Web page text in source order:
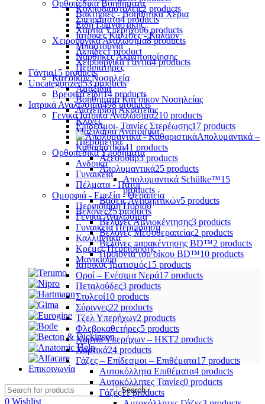
Ορθοπεδικά Βοηθήματα
Βακτηρίες - Βοηθητικά Χέρια
Είδη Γυμναστικής
Ιατρικές Κάλτσες - Καλσόν
Μπαστούνια
Νάρθηκες Ακινητοποίησης
Περιπατήρες
Κατ'οίκον Νοσηλεία
Αμαξίδια
Βοηθήματα Κατ'οίκον Νοσηλείας
Διαχείριση Ακράτειας
Κλίνες
Μαξιλάρια Ανατομικά
Πιεσόμετρα
Ορθοπεδικά Υποδήματα
Ανδρικά
Γυναικεία
Πέλματα - Πάτοι
Ομορφιά - Ευεξία - Θεραπεία
Περιποίηση Ποδιού
Γενικά Αναλώσιμα
Γυναικεία Περιποίηση
Καλλυντικά
Κρέμες Περιποίησης
Μανικιούρ
Επικοινωνία
Search
0 Wishlist
Κολποδιαστολείς2 products
Σπειράματα4 products
Χαρτιά Υπερήχου6 products
Χειρουργικά Αναλώσιμα8 products
Λεπίδες1 product
Χειρουργικά Γάντια4 products
Γάντια15 products
Uncategorized53 products
Βρεφικά είδη14 products
Ιατρικά Αναλώσιμα498 products
Γενικά Ιατρικά Αναλώσιμα210 products
Επίδεσμοι- Ταινίες Στερέωσης17 products
Απολυμαντικά –
Καθαριστικά41 products
Αξεσουάρ3 products
Απολυμαντικά25 products
Απολυμαντικά Schülke™15
products
Βάσεις Αντισηπτικών5 products
Βελόνες25 products
Βελόνες Αμνιοκέντησης3 products
Βελόνες Μεσοθεραπείας2 products
Βελόνες παρακέντησης BD™2 products
Προϊόντα του οίκου BD™10 products
Ιατρικός Ιματισμός15 products
Οροί – Ενέσιμα Νερά17 products
Πεταλούδες3 products
Στυλεοί10 products
Σύριγγες22 products
Τζελ Υπερήχων2 products
Φλεβοκαθετήρες5 products
Χαρτιά Υπερήχων – ΗΚΤ2 products
Χαρτικά24 products
Γάζες – Επίδεσμοι – Επιθέματα17 products
Αυτοκόλλητα Επιθέματα4 products
Αυτοκόλλητες Ταινίες0 products
Γάζες11 products